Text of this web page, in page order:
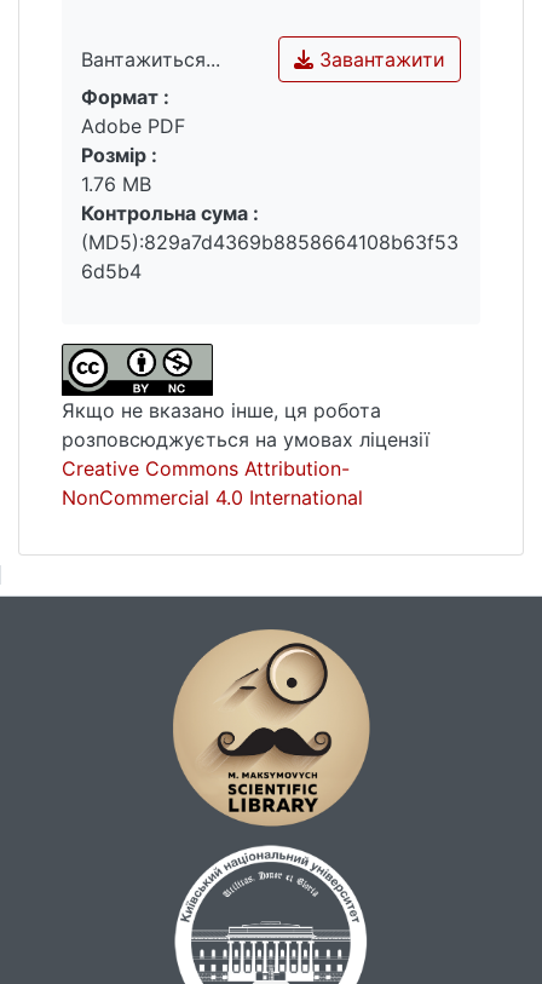
Вантажиться...
Вантажиться...
Завантажити
Формат :
Adobe PDF
Розмір :
1.76 MB
Контрольна сума :
(MD5):829a7d4369b8858664108b63f53
6d5b4
Якщо не вказано інше, ця робота
розповсюджується на умовах ліцензії
Creative Commons Attribution-
NonCommercial 4.0 International